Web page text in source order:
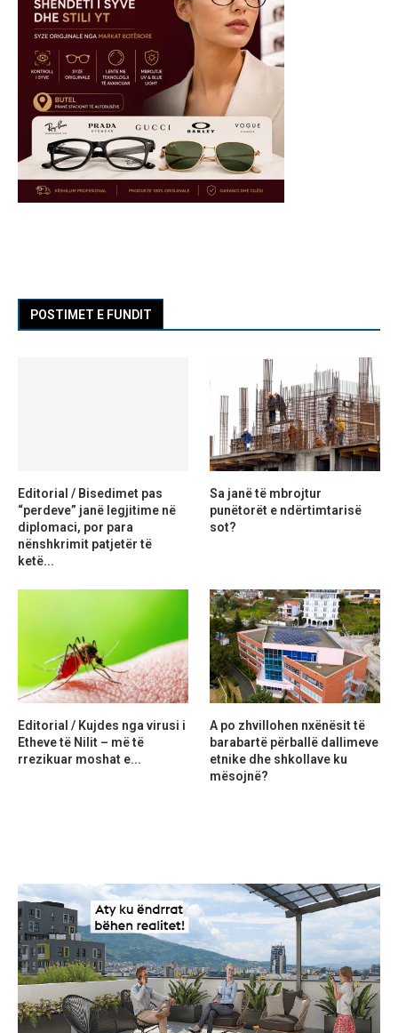
POSTIMET E FUNDIT
Editorial / Bisedimet pas
“perdeve” janë legjitime në
diplomaci, por para
nënshkrimit patjetër të
ketë...
Sa janë të mbrojtur
punëtorët e ndërtimtarisë
sot?
Editorial / Kujdes nga virusi i
Etheve të Nilit – më të
rrezikuar moshat e...
A po zhvillohen nxënësit të
barabartë përballë dallimeve
etnike dhe shkollave ku
mësojnë?